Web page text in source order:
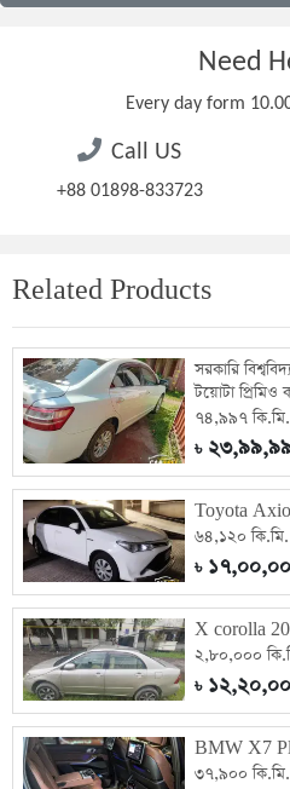
Need
Every day form
Call US
+88 01898-833723
Related Products
সরকারি
টয়োটা প্রিমিও
৭৪,৯৯৭
৳
Toyota
৬৪,১২০
৳
X corolla
২,৮০,০০০
৳
BMW X7
৩৭,৯০০